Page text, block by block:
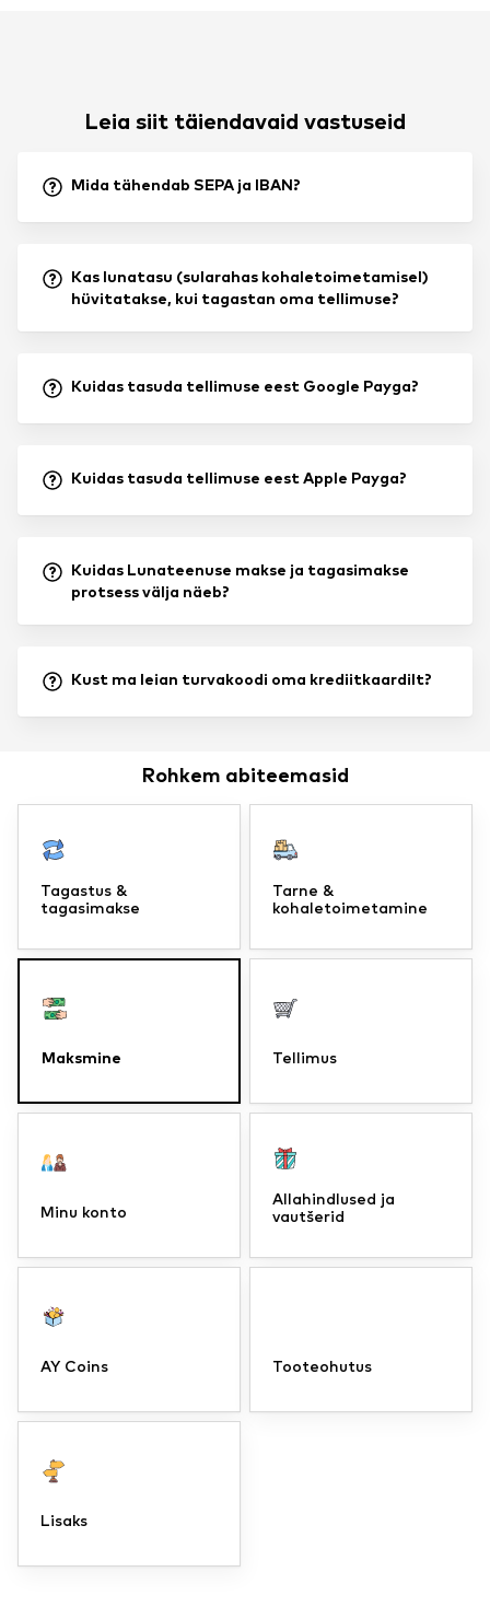
Rohkem abiteemasid
Tagastus &
tagasimakse
Tarne &
kohaletoimetamine
Maksmine Tellimus
Minu konto
Allahindlused ja
vautšerid
AY Coins Tooteohutus
Lisaks
Leia siit täiendavaid vastuseid
Mida tähendab SEPA ja IBAN?
Kas lunatasu (sularahas kohaletoimetamisel)
hüvitatakse, kui tagastan oma tellimuse?
Kuidas tasuda tellimuse eest Google Payga?
Kuidas tasuda tellimuse eest Apple Payga?
Kuidas Lunateenuse makse ja tagasimakse
protsess välja näeb?
Kust ma leian turvakoodi oma krediitkaardilt?